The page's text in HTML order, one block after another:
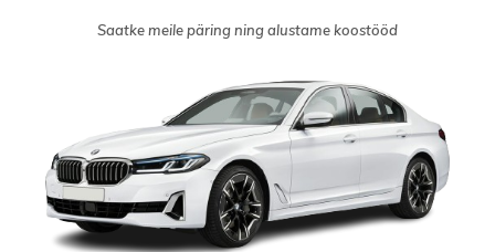
Saatke meile päring ning alustame koostööd